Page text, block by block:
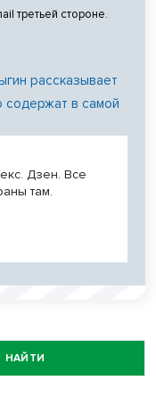
третьей стороне.
рассказывает
содержат в самой
Дзен. Все
там.
НАЙТИ